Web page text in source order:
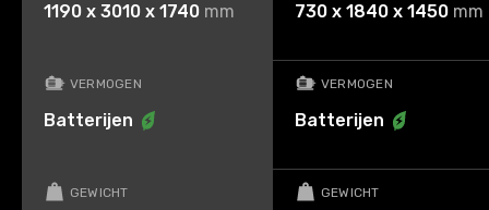
1190 x 3010 x 1740 mm
VERMOGEN
Batterijen
GEWICHT
730 x 1840 x 1450 mm
VERMOGEN
Batterijen
GEWICHT